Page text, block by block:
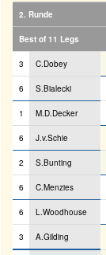
2. Runde
Best of 11 Legs
3 C.Dobey
6 S.Bialecki
1 M.D.Decker
6 J.v.Schie
2 S.Bunting
6 C.Menzies
6 L.Woodhouse
3 A.Gilding